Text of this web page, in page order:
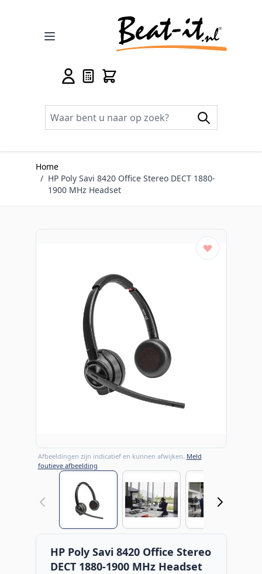
Home
/ HP Poly Savi 8420 Office Stereo DECT 1880-
1900 MHz Headset
Afbeeldingen zijn indicatief en kunnen afwijken. Meld
foutieve afbeelding
View larger imageView larger image
HP Poly Savi 8420 Office Stereo
DECT 1880-1900 MHz Headset